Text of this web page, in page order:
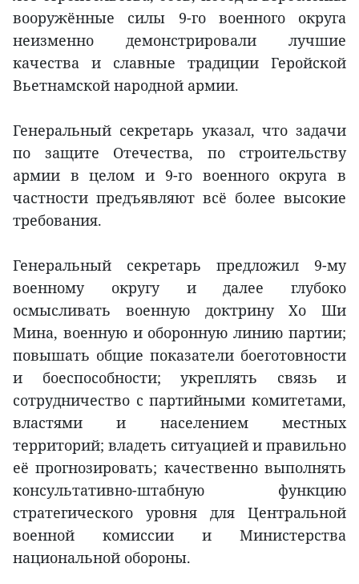
вооружённые силы 9-го военного округа
неизменно демонстрировали лучшие
качества и славные традиции Геройской
Вьетнамской народной армии.
Генеральный секретарь указал, что задачи
по защите Отечества, по строительству
армии в целом и 9-го военного округа в
частности предъявляют всё более высокие
требования.
Генеральный секретарь предложил 9-му
военному округу и далее глубоко
осмысливать военную доктрину Хо Ши
Мина, военную и оборонную линию партии;
повышать общие показатели боеготовности
и боеспособности; укреплять связь и
сотрудничество с партийными комитетами,
властями и населением местных
территорий; владеть ситуацией и правильно
её прогнозировать; качественно выполнять
консультативно-штабную функцию
стратегического уровня для Центральной
военной комиссии и Министерства
национальной обороны.